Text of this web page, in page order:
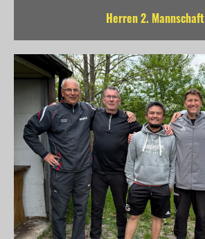
Herren 2. Mannschaft